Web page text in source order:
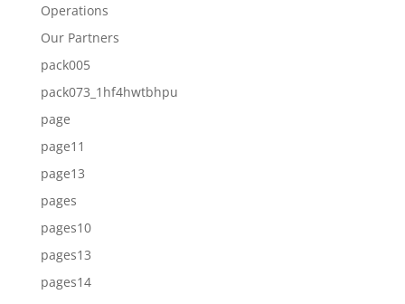
Operations
Our Partners
pack005
pack073_1hf4hwtbhpu
page
page11
page13
pages
pages10
pages13
pages14